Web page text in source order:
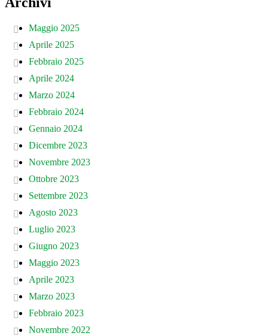
Maggio 2025
Aprile 2025
Febbraio 2025
Aprile 2024
Marzo 2024
Febbraio 2024
Gennaio 2024
Dicembre 2023
Novembre 2023
Ottobre 2023
Settembre 2023
Agosto 2023
Luglio 2023
Giugno 2023
Maggio 2023
Aprile 2023
Marzo 2023
Febbraio 2023
Novembre 2022